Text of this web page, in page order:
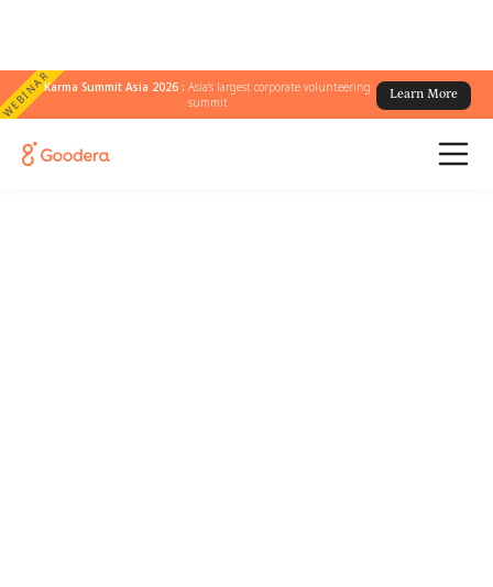
WEBINARKarma Summit Asia 2026 :Asia's largest corporate volunteering
summit
Learn More